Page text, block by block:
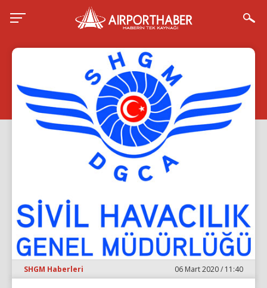
SHGM Haberleri 06 Mart 2020 / 11:40